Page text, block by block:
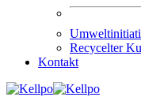
Recycelter
Kontakt